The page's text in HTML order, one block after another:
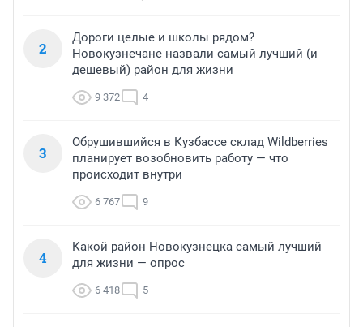
2
Дороги целые и школы рядом?
Новокузнечане назвали самый лучший (и
дешевый) район для жизни
9 372 4
3
Обрушившийся в Кузбассе склад Wildberries
планирует возобновить работу — что
происходит внутри
6 767 9
4
Какой район Новокузнецка самый лучший
для жизни — опрос
6 418 5